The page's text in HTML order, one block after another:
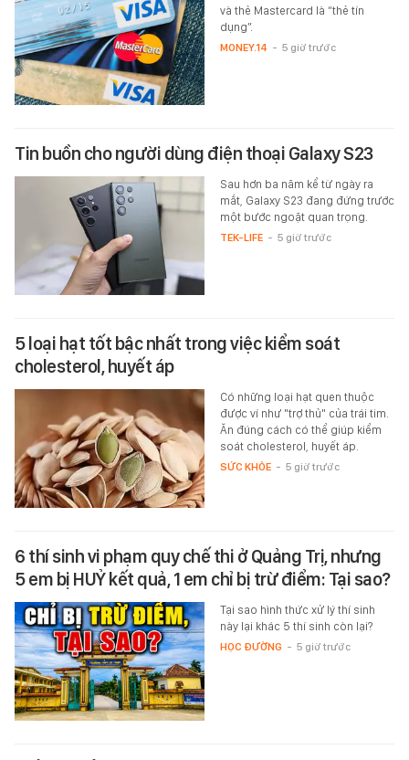
và thẻ Mastercard là “thẻ tín
dụng”.
MONEY.14 - 5 giờ trước
Tin buồn cho người dùng điện thoại Galaxy S23
Sau hơn ba năm kể từ ngày ra
mắt, Galaxy S23 đang đứng trước
một bước ngoặt quan trọng.
TEK-LIFE - 5 giờ trước
5 loại hạt tốt bậc nhất trong việc kiểm soát
cholesterol, huyết áp
Có những loại hạt quen thuộc
được ví như "trợ thủ" của trái tim.
Ăn đúng cách có thể giúp kiểm
soát cholesterol, huyết áp.
SỨC KHỎE - 5 giờ trước
6 thí sinh vi phạm quy chế thi ở Quảng Trị, nhưng
5 em bị HUỶ kết quả, 1 em chỉ bị trừ điểm: Tại sao?
Tại sao hình thức xử lý thí sinh
này lại khác 5 thí sinh còn lại?
HỌC ĐƯỜNG - 5 giờ trước